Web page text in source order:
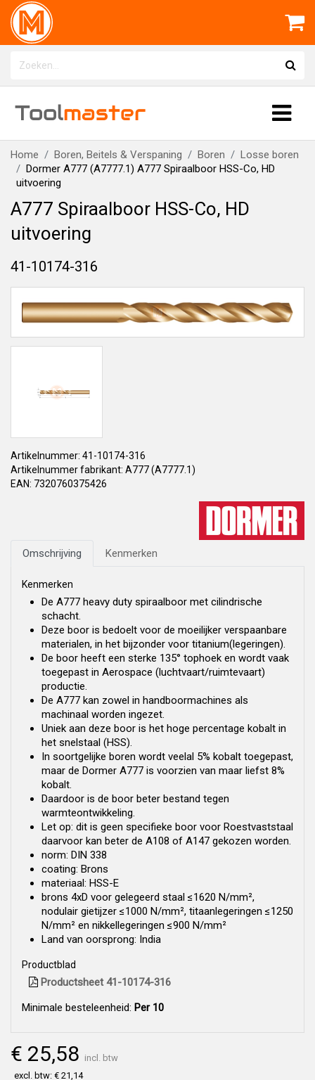
Toolmaster
Home Boren, Beitels & Verspaning Boren
Losse boren
Dormer A777 (A7777.1) A777 Spiraalboor HSS-Co, HD
uitvoering
A777 Spiraalboor HSS-Co, HD
uitvoering
41-10174-316
Artikelnummer: 41-10174-316
Artikelnummer fabrikant: A777 (A7777.1)
EAN: 7320760375426
Omschrijving Kenmerken
Kenmerken
De A777 heavy duty spiraalboor met cilindrische
schacht.
Deze boor is bedoelt voor de moeilijker verspaanbare
materialen, in het bijzonder voor titanium(legeringen).
De boor heeft een sterke 135° tophoek en wordt vaak
toegepast in Aerospace (luchtvaart/ruimtevaart)
productie.
De A777 kan zowel in handboormachines als
machinaal worden ingezet.
Uniek aan deze boor is het hoge percentage kobalt in
het snelstaal (HSS).
In soortgelijke boren wordt veelal 5% kobalt toegepast,
maar de Dormer A777 is voorzien van maar liefst 8%
kobalt.
Daardoor is de boor beter bestand tegen
warmteontwikkeling.
Let op: dit is geen specifieke boor voor Roestvaststaal
daarvoor kan beter de A108 of A147 gekozen worden.
norm: DIN 338
coating: Brons
materiaal: HSS-E
brons 4xD voor gelegeerd staal ≤1620 N/mm²,
nodulair gietijzer ≤1000 N/mm², titaanlegeringen ≤1250
N/mm² en nikkellegeringen ≤900 N/mm²
Land van oorsprong: India
Productblad
Productsheet 41-10174-316
Minimale besteleenheid: Per 10
€ 25,58 incl. btw
excl. btw: € 21,14